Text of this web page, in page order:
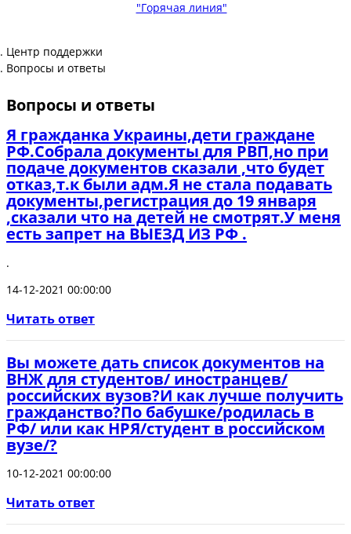
"Горячая линия"
Центр поддержки
Вопросы и ответы
Вопросы и ответы
Я гражданка Украины,дети граждане
РФ.Собрала документы для РВП,но при
подаче документов сказали ,что будет
отказ,т.к были адм.Я не стала подавать
документы,регистрация до 19 января
,сказали что на детей не смотрят.У меня
есть запрет на ВЫЕЗД ИЗ РФ .
.
14-12-2021 00:00:00
Читать ответ
Вы можете дать список документов на
ВНЖ для студентов/ иностранцев/
российских вузов?И как лучше получить
гражданство?По бабушке/родилась в
РФ/ или как НРЯ/студент в российском
вузе/?
10-12-2021 00:00:00
Читать ответ